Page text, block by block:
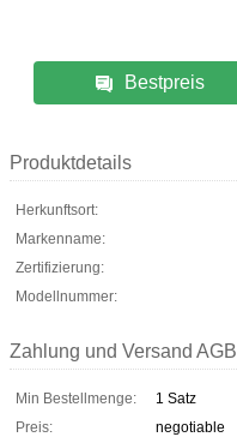
Bestpreis
Produktdetails
Herkunftsort:
Markenname:
Zertifizierung:
Modellnummer:
Zahlung und Versand AGB
Min Bestellmenge:
1 Satz
Preis:
negotiable